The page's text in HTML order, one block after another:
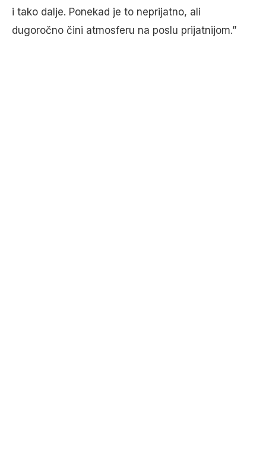
i tako dalje. Ponekad je to neprijatno, ali
dugoročno čini atmosferu na poslu prijatnijom.”